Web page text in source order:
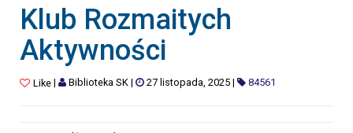
Klub Rozmaitych
Aktywności
Like| Biblioteka SK| 27 listopada, 2025| 84561